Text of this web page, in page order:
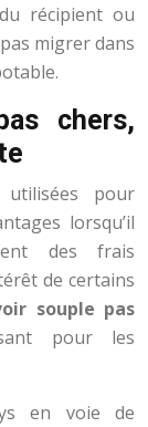
récipient ou
migrer dans
chers,
pour
lorsqu’il
des frais
de certains
souple pas
pour les
en voie de